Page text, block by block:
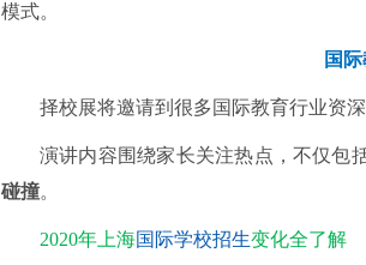
模式。
国
择校展将邀请到很多国际教育行业资
演讲内容围绕家长关注热点，不仅包
碰撞。
2020年上海国际学校招生变化全了解